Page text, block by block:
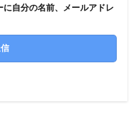
自分の名前、メールアドレ